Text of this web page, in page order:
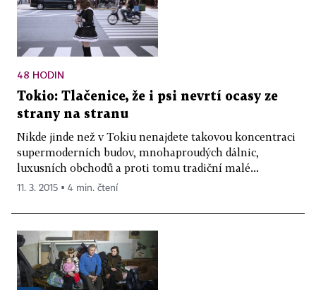
48 HODIN
Tokio: Tlačenice, že i psi nevrtí ocasy ze
strany na stranu
Nikde jinde než v Tokiu nenajdete takovou koncentraci
supermoderních budov, mnohaproudých dálnic,
luxusních obchodů a proti tomu tradiční malé...
11. 3. 2015 ▪ 4 min. čtení